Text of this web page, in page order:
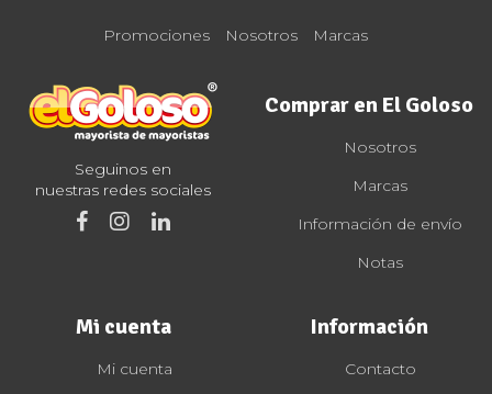
Promociones Nosotros Marcas
Seguinos en
nuestras redes sociales
Comprar en El Goloso
Nosotros
Marcas
Información de envío
Notas
Mi cuenta
Mi cuenta
Información
Contacto